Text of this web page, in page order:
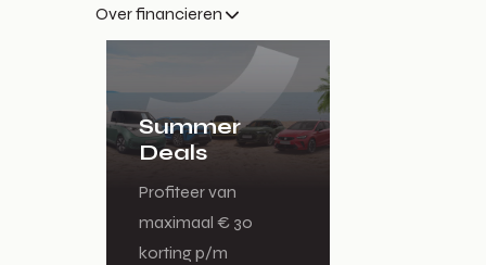
Over financieren
Summer
Deals
Profiteer van
maximaal € 30
korting p/m